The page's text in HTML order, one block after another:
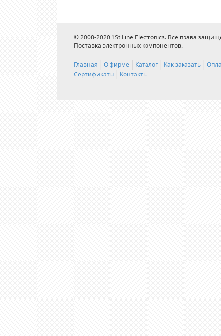
© 2008-2020 1St Line Electronics. Все права
Поставка электронных компонентов.
Главная О фирме Каталог Как заказать
Сертификаты
Контакты